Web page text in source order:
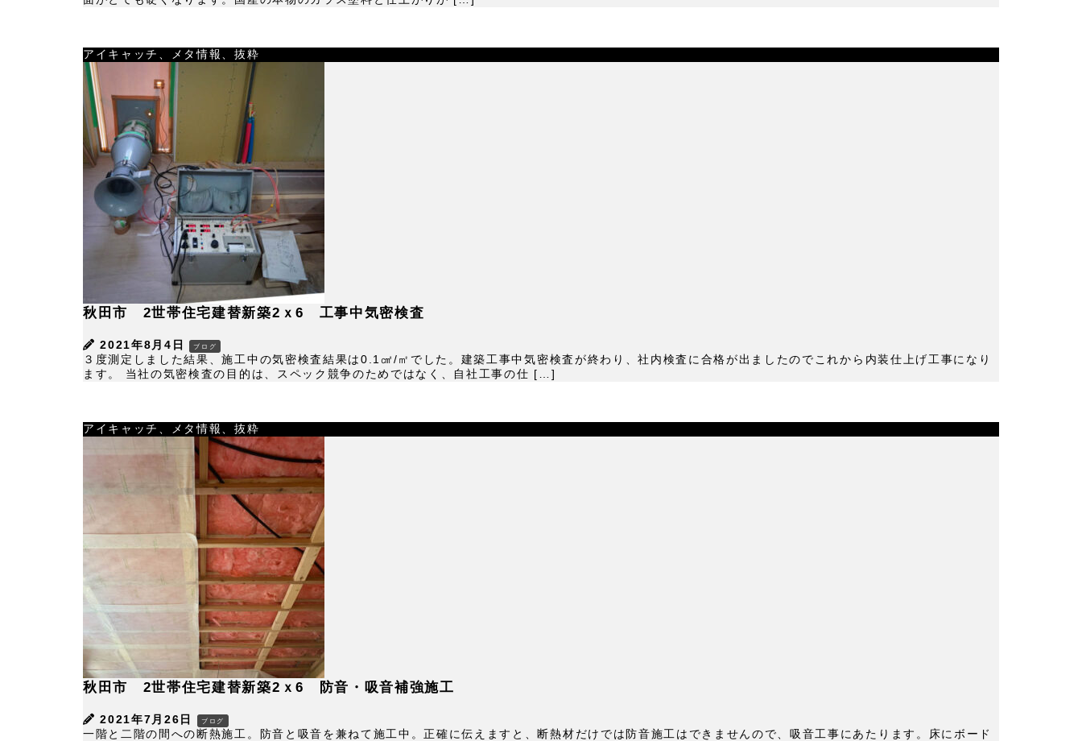
アイキャッチ、メタ情報、抜粋
秋田市 2世帯住宅建替新築2ｘ6 工事中気密検査
2021年8月4日 ブログ
３度測定しました結果、施工中の気密検査結果は0.1㎠/㎡でした。建築工事中気密検査が終わり、社内検査に合格が出ましたのでこれから内装仕上げ工事になり
ます。 当社の気密検査の目的は、スペック競争のためではなく、自社工事の仕 […]
アイキャッチ、メタ情報、抜粋
秋田市 2世帯住宅建替新築2ｘ6 防音・吸音補強施工
2021年7月26日 ブログ
一階と二階の間への断熱施工。防音と吸音を兼ねて施工中。正確に伝えますと、断熱材だけでは防音施工はできませんので、吸音工事にあたります。床にボード